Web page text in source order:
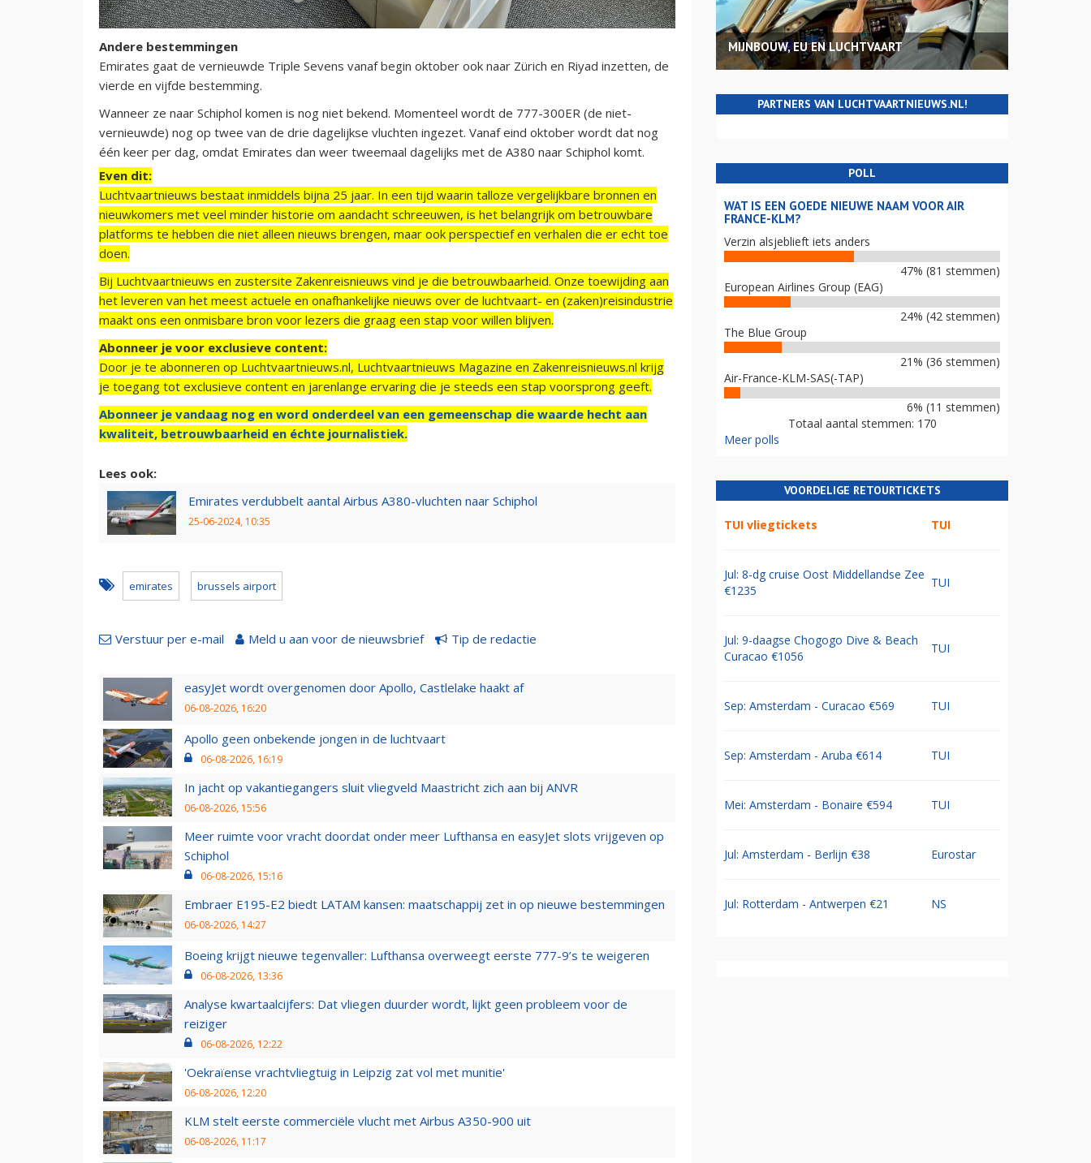
Andere bestemmingen
Emirates gaat de vernieuwde Triple Sevens vanaf begin oktober ook naar Zürich en Riyad inzetten, de
vierde en vijfde bestemming.
Wanneer ze naar Schiphol komen is nog niet bekend. Momenteel wordt de 777-300ER (de niet-
vernieuwde) nog op twee van de drie dagelijkse vluchten ingezet. Vanaf eind oktober wordt dat nog
één keer per dag, omdat Emirates dan weer tweemaal dagelijks met de A380 naar Schiphol komt.
Even dit:
Luchtvaartnieuws bestaat inmiddels bijna 25 jaar. In een tijd waarin talloze vergelijkbare bronnen en
nieuwkomers met veel minder historie om aandacht schreeuwen, is het belangrijk om betrouwbare
platforms te hebben die niet alleen nieuws brengen, maar ook perspectief en verhalen die er echt toe
doen.
Bij Luchtvaartnieuws en zustersite Zakenreisnieuws vind je die betrouwbaarheid. Onze toewijding aan
het leveren van het meest actuele en onafhankelijke nieuws over de luchtvaart- en (zaken)reisindustrie
maakt ons een onmisbare bron voor lezers die graag een stap voor willen blijven.
Abonneer je voor exclusieve content:
Door je te abonneren op Luchtvaartnieuws.nl, Luchtvaartnieuws Magazine en Zakenreisnieuws.nl krijg
je toegang tot exclusieve content en jarenlange ervaring die je steeds een stap voorsprong geeft.
Abonneer je vandaag nog en word onderdeel van een gemeenschap die waarde hecht aan
kwaliteit, betrouwbaarheid en échte journalistiek.
Lees ook:
Emirates verdubbelt aantal Airbus A380-vluchten naar Schiphol
25-06-2024, 10:35
emirates brussels airport
Verstuur per e-mail Meld u aan voor de nieuwsbrief Tip de redactie
easyJet wordt overgenomen door Apollo, Castlelake haakt af
06-08-2026, 16:20
Apollo geen onbekende jongen in de luchtvaart
06-08-2026, 16:19
In jacht op vakantiegangers sluit vliegveld Maastricht zich aan bij ANVR
06-08-2026, 15:56
Meer ruimte voor vracht doordat onder meer Lufthansa en easyJet slots vrijgeven op
Schiphol
06-08-2026, 15:16
Embraer E195-E2 biedt LATAM kansen: maatschappij zet in op nieuwe bestemmingen
06-08-2026, 14:27
Boeing krijgt nieuwe tegenvaller: Lufthansa overweegt eerste 777-9’s te weigeren
06-08-2026, 13:36
Analyse kwartaalcijfers: Dat vliegen duurder wordt, lijkt geen probleem voor de
reiziger
06-08-2026, 12:22
'Oekraïense vrachtvliegtuig in Leipzig zat vol met munitie'
06-08-2026, 12:20
KLM stelt eerste commerciële vlucht met Airbus A350-900 uit
06-08-2026, 11:17
MIJNBOUW, EU EN LUCHTVAART
PARTNERS VAN LUCHTVAARTNIEUWS.NL!
POLL
WAT IS EEN GOEDE NIEUWE NAAM VOOR AIR
FRANCE-KLM?
Verzin alsjeblieft iets anders
47% (81 stemmen)
European Airlines Group (EAG)
24% (42 stemmen)
The Blue Group
21% (36 stemmen)
Air-France-KLM-SAS(-TAP)
6% (11 stemmen)
Totaal aantal stemmen: 170
Meer polls
VOORDELIGE RETOURTICKETS
TUI vliegtickets TUI
Jul: 8-dg cruise Oost Middellandse Zee
€1235
TUI
Jul: 9-daagse Chogogo Dive & Beach
Curacao €1056
TUI
Sep: Amsterdam - Curacao €569 TUI
Sep: Amsterdam - Aruba €614 TUI
Mei: Amsterdam - Bonaire €594 TUI
Jul: Amsterdam - Berlijn €38 Eurostar
Jul: Rotterdam - Antwerpen €21 NS